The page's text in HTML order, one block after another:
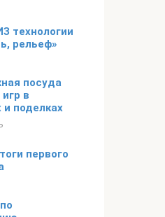
технологии
рельеф»
посуда
в
и поделках
первого